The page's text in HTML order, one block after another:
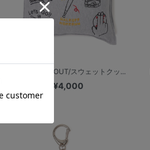
【+B】/DUGOUT/スウェットクッ...
¥4,000